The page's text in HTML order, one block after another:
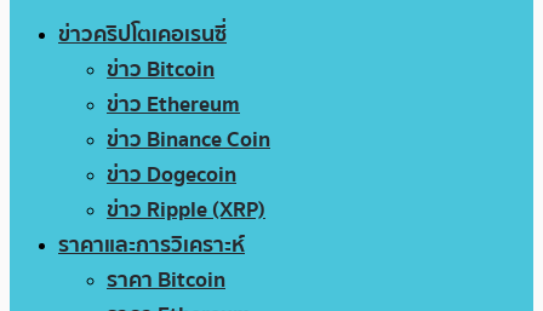
ข่าวคริปโตเคอเรนซี่
ข่าว Bitcoin
ข่าว Ethereum
ข่าว Binance Coin
ข่าว Dogecoin
ข่าว Ripple (XRP)
ราคาและการวิเคราะห์
ราคา Bitcoin